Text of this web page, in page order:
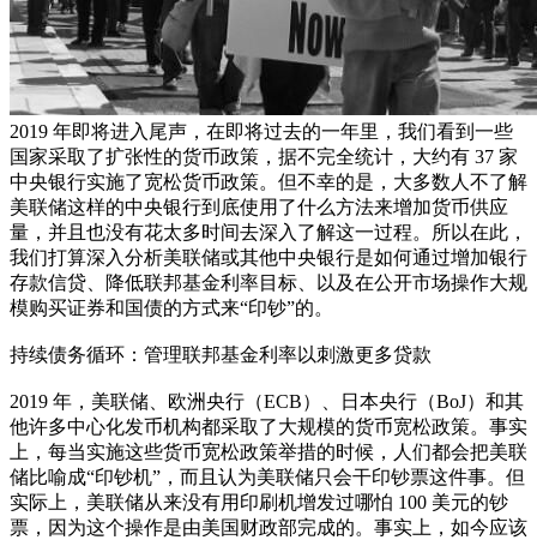
2019 年即将进入尾声，在即将过去的一年里，我们看到一些
国家采取了扩张性的货币政策，据不完全统计，大约有 37 家
中央银行实施了宽松货币政策。但不幸的是，大多数人不了解
美联储这样的中央银行到底使用了什么方法来增加货币供应
量，并且也没有花太多时间去深入了解这一过程。所以在此，
我们打算深入分析美联储或其他中央银行是如何通过增加银行
存款信贷、降低联邦基金利率目标、以及在公开市场操作大规
模购买证券和国债的方式来“印钞”的。
持续债务循环：管理联邦基金利率以刺激更多贷款
2019 年，美联储、欧洲央行（ECB）、日本央行（BoJ）和其
他许多中心化发币机构都采取了大规模的货币宽松政策。事实
上，每当实施这些货币宽松政策举措的时候，人们都会把美联
储比喻成“印钞机”，而且认为美联储只会干印钞票这件事。但
实际上，美联储从来没有用印刷机增发过哪怕 100 美元的钞
票，因为这个操作是由美国财政部完成的。事实上，如今应该